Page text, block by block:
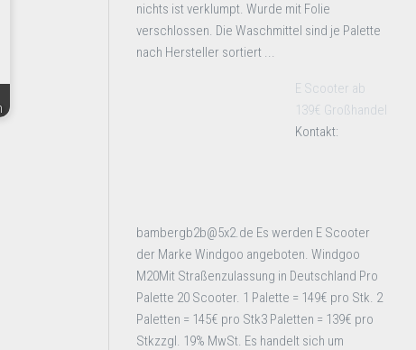
nichts ist verklumpt. Wurde mit Folie
verschlossen. Die Waschmittel sind je Palette
nach Hersteller sortiert ...
E Scooter ab
139€ Großhandel
Kontakt:
bambergb2b@5x2.de Es werden E Scooter
der Marke Windgoo angeboten. Windgoo
M20Mit Straßenzulassung in Deutschland Pro
Palette 20 Scooter. 1 Palette = 149€ pro Stk. 2
Paletten = 145€ pro Stk3 Paletten = 139€ pro
Stkzzgl. 19% MwSt. Es handelt sich um